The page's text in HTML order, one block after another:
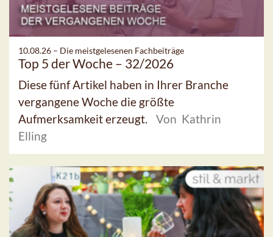
10.08.26 – Die meistgelesenen Fachbeiträge
Top 5 der Woche – 32/2026
Diese fünf Artikel haben in Ihrer Branche
vergangene Woche die größte
Aufmerksamkeit erzeugt.
Von Kathrin
Elling